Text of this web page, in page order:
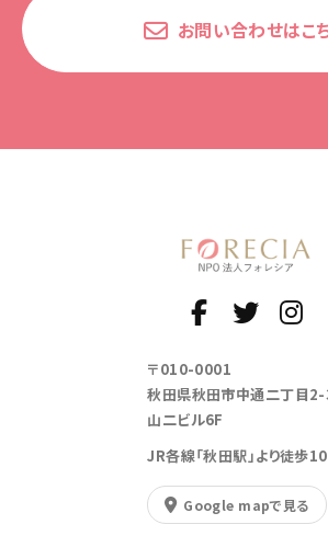
お問い合わせはこ
〒010-0001
秋田県秋田市中通二丁目
山二ビル6F
JR各線「秋田駅」より徒歩
Google mapで見る